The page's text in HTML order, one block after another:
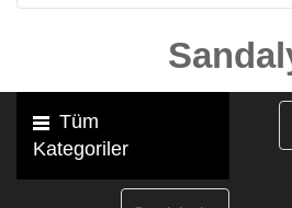
Tüm
Kategoriler